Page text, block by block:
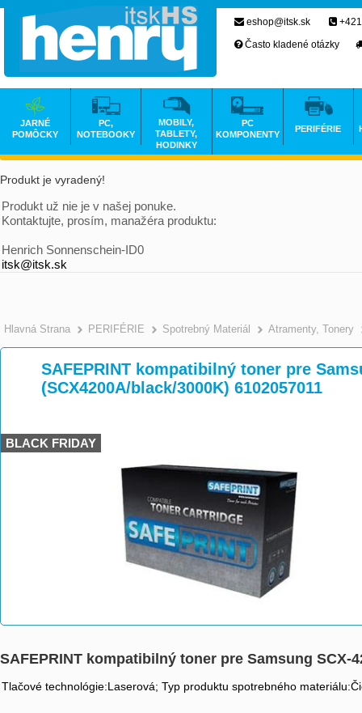
Produkt je vyradený!
Produkt už nie je v našej ponuke.
Kontaktujte, prosím, manažéra produktu:
Henrich Sonnenschein-ID0
itsk@itsk.sk
Hlavná Strana >
PERIFÉRIE >
Spotrebný Materiál >
Atramenty, Tonery
SAFEPRINT kompatibilný toner pre
(SCX4200A/black/3000K) 6102057011
BLACK FRIDAY
SAFEPRINT kompatibilný toner pre Samsung SCX-
Tlačové technológie:Laserová; Typ produktu spotrebného
eshop@itsk.sk
Často kladené otázky
JARNÉ
POMÔCKY
PC,
NOTEBOOKY
MOBILY,
TABLETY,
HODINKY
PC
KOMPONENTY
PERIFÉRIE